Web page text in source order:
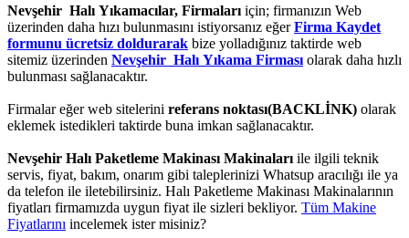
Nevşehir Halı Yıkamacılar, Firmalarıiçin; firmanızın Web
üzerinden daha hızı bulunmasını istiyorsanız eğerFirma Kaydet
formunu ücretsiz doldurarak bize yolladığınız taktirde web
sitemiz üzerinden Nevşehir Halı Yıkama Firmasıolarak daha hızlı
bulunması sağlanacaktır.
Firmalar eğer web sitelerini referans noktası(BACKLİNK) olarak
eklemek istedikleri taktirde buna imkan sağlanacaktır.
Nevşehir Halı Paketleme Makinası Makinalarıile ilgili teknik
servis, fiyat, bakım, onarım gibi taleplerinizi Whatsup aracılığı ile ya
da telefon ile iletebilirsiniz. Halı Paketleme Makinası Makinalarının
fiyatları firmamızda uygun fiyat ile sizleri bekliyor. Tüm Makine
Fiyatlarını incelemek ister misiniz?